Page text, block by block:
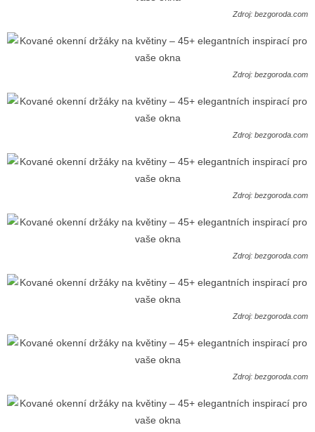
Zdroj: bezgoroda.com
Zdroj: bezgoroda.com
Zdroj: bezgoroda.com
Zdroj: bezgoroda.com
Zdroj: bezgoroda.com
Zdroj: bezgoroda.com
Zdroj: bezgoroda.com